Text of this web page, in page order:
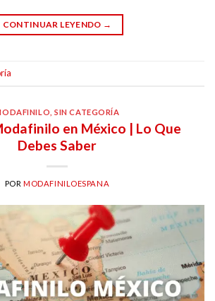
CONTINUAR LEYENDO →
,SIN CATEGORÍA
en México | Lo Que
Debes Saber
PORMODAFINILOESPANA